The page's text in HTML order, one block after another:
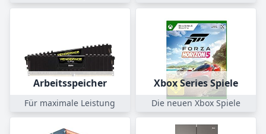
Arbeitsspeicher
Für maximale Leistung
Xbox Series Spiele
Die neuen Xbox Spiele